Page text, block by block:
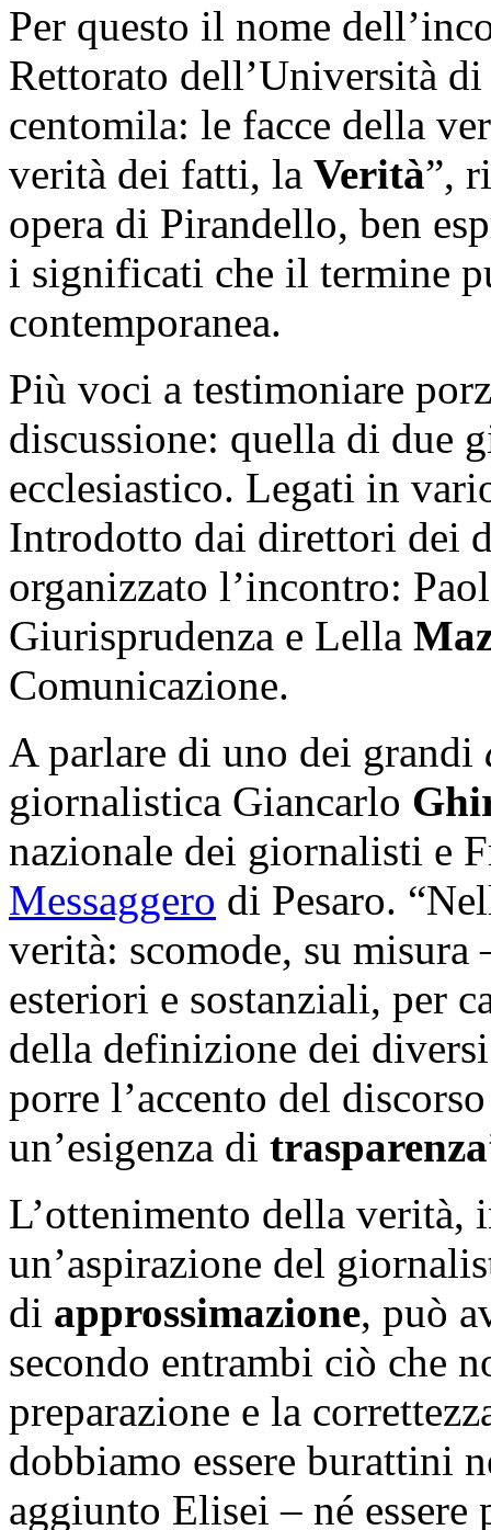
Per questo il nome
Rettorato dell’Università
centomila: le facce della
verità dei fatti, la Verità”,
opera di Pirandello, ben
i significati che il termine
contemporanea.
Più voci a testimoniare
discussione: quella di due
ecclesiastico. Legati in
Introdotto dai direttori dei
organizzato l’incontro:
Giurisprudenza e Lella
Comunicazione.
A parlare di uno dei grandi
giornalistica Giancarlo
nazionale dei giornalisti e
Messaggero di Pesaro.
verità: scomode, su
esteriori e sostanziali, per
della definizione dei
porre l’accento del
un’esigenza di trasparenza
L’ottenimento della verità,
un’aspirazione del
di approssimazione, può
secondo entrambi ciò che
preparazione e la
dobbiamo essere burattini
aggiunto Elisei – né